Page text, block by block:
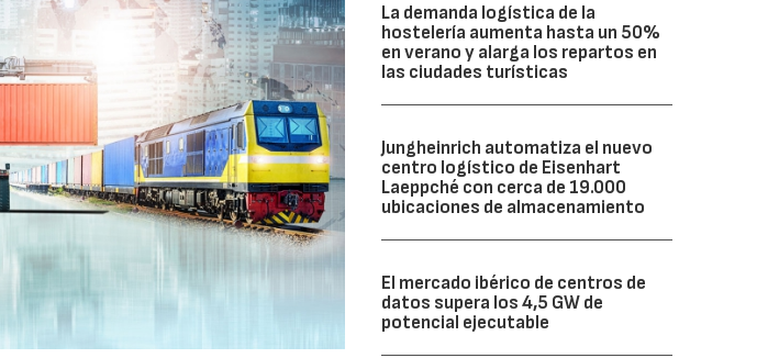
La demanda logística de la
hostelería aumenta hasta un 50%
en verano y alarga los repartos en
las ciudades turísticas
Jungheinrich automatiza el nuevo
centro logístico de Eisenhart
Laeppché con cerca de 19.000
ubicaciones de almacenamiento
El mercado ibérico de centros de
datos supera los 4,5 GW de
potencial ejecutable